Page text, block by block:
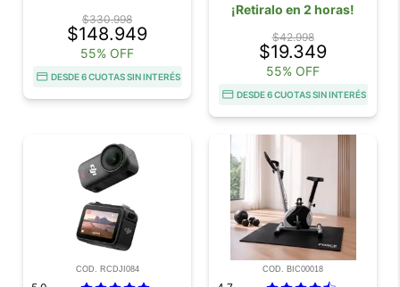
$330.998
$148.949
55% OFF
DESDE 6 CUOTAS SIN INTERÉS
¡Retiralo en 2 horas!
$42.998
$19.349
55% OFF
DESDE 6 CUOTAS SIN INTERÉS
COD. RCDJI084 COD. BIC00018